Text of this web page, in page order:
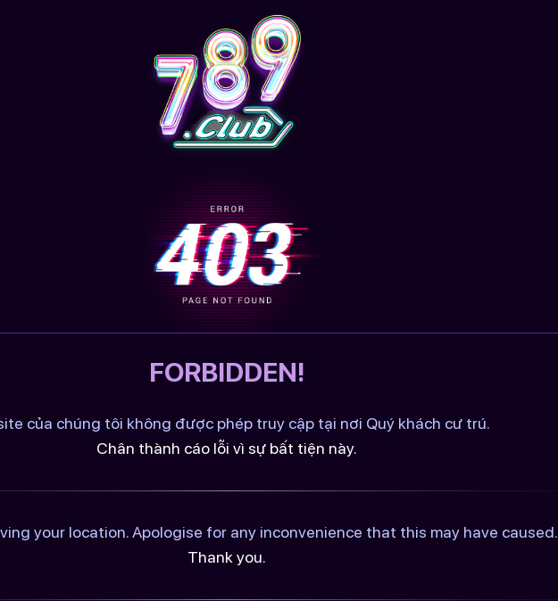
FORBIDDEN!
của chúng tôi không được phép truy cập tại nơi Quý khách cư trú.
Chân thành cáo lỗi vì sự bất tiện này.
your location. Apologise for any inconvenience that this may have caused.
Thank you.